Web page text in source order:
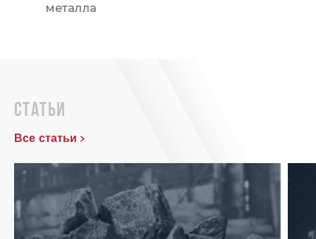
металла
статьи
Все статьи